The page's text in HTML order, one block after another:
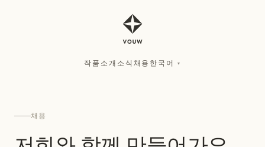
작품 소개 소식 채용 한국어 ▾
채용